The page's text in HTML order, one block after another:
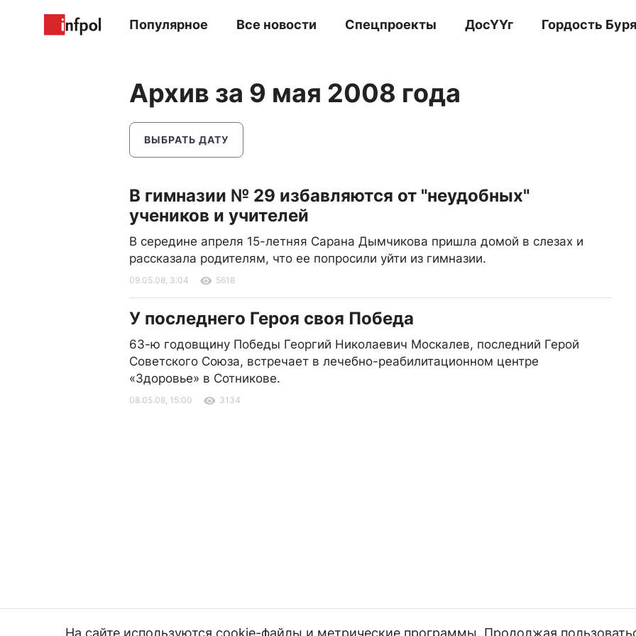
Популярное Все новости Спецпроекты ДосҮҮг Гордость
Архив за 9 мая 2008 года
ВЫБРАТЬ ДАТУ
В гимназии № 29 избавляются от "неудобных"
учеников и учителей
В середине апреля 15-летняя Сарана Дымчикова пришла домой в слезах и
рассказала родителям, что ее попросили уйти из гимназии.
09.05.08, 3:04 5618
У последнего Героя своя Победа
63-ю годовщину Победы Георгий Николаевич Москалев, последний Герой
Советского Союза, встречает в лечебно-реабилитационном центре
«Здоровье» в Сотникове.
08.05.08, 15:00 3134
На сайте используются cookie-файлы и метрические программы. Продолжая